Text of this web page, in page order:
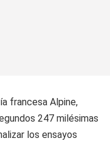
francesa Alpine,
247 milésimas
los ensayos